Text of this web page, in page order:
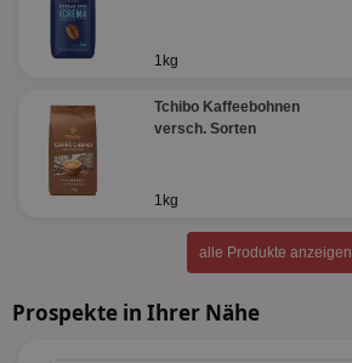
1kg
Tchibo Kaffeebohnen
versch. Sorten
1kg
alle Produkte anzeigen
Prospekte in Ihrer Nähe